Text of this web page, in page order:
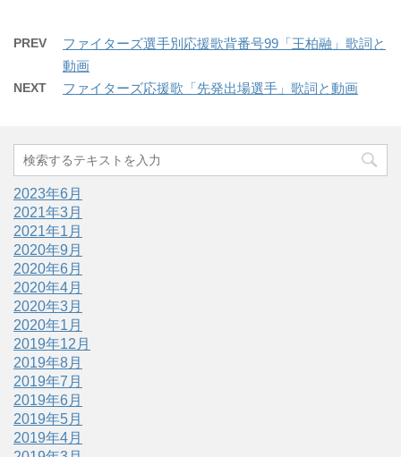
PREV
ファイターズ選手別応援歌背番号99「王柏融」歌詞と
動画
NEXT ファイターズ応援歌「先発出場選手」歌詞と動画
2023年6月
2021年3月
2021年1月
2020年9月
2020年6月
2020年4月
2020年3月
2020年1月
2019年12月
2019年8月
2019年7月
2019年6月
2019年5月
2019年4月